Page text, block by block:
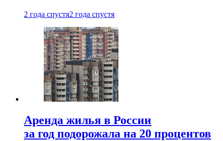
2 года спустя2 года спустя
Аренда жилья в России
за год подорожала на 20 процентов